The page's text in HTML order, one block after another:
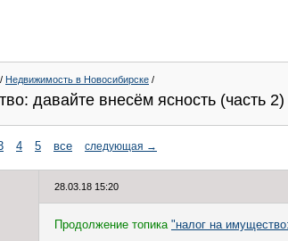
/ Недвижимость в Новосибирске /
давайте внесём ясность (часть 2)
4 5 все следующая →
28.03.18 15:20
Продолжение топика "налог на